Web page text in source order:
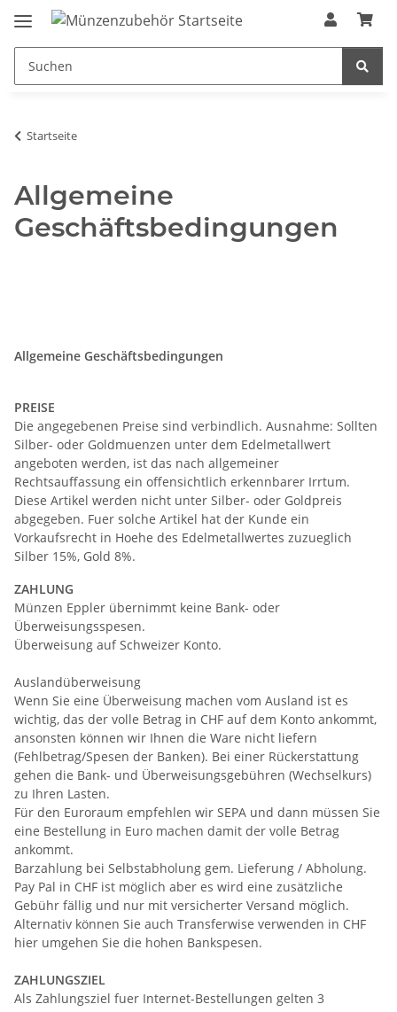
Startseite
Allgemeine
Geschäftsbedingungen
Allgemeine Geschäftsbedingungen
PREISE
Die angegebenen Preise sind verbindlich. Ausnahme: Sollten
Silber- oder Goldmuenzen unter dem Edelmetallwert
angeboten werden, ist das nach allgemeiner
Rechtsauffassung ein offensichtlich erkennbarer Irrtum.
Diese Artikel werden nicht unter Silber- oder Goldpreis
abgegeben. Fuer solche Artikel hat der Kunde ein
Vorkaufsrecht in Hoehe des Edelmetallwertes zuzueglich
Silber 15%, Gold 8%.
ZAHLUNG
Münzen Eppler übernimmt keine Bank- oder
Überweisungsspesen.
Überweisung auf Schweizer Konto.
Auslandüberweisung
Wenn Sie eine Überweisung machen vom Ausland ist es
wichtig, das der volle Betrag in CHF auf dem Konto ankommt,
ansonsten können wir Ihnen die Ware nicht liefern
(Fehlbetrag/Spesen der Banken). Bei einer Rückerstattung
gehen die Bank- und Überweisungsgebühren (Wechselkurs)
zu Ihren Lasten.
Für den Euroraum empfehlen wir SEPA und dann müssen Sie
eine Bestellung in Euro machen damit der volle Betrag
ankommt.
Barzahlung bei Selbstabholung gem. Lieferung / Abholung.
Pay Pal in CHF ist möglich aber es wird eine zusätzliche
Gebühr fällig und nur mit versicherter Versand möglich.
Alternativ können Sie auch Transferwise verwenden in CHF
hier umgehen Sie die hohen Bankspesen.
ZAHLUNGSZIEL
Als Zahlungsziel fuer Internet-Bestellungen gelten 3